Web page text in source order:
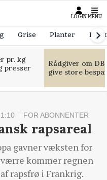
LOGIN MENU
Grise Planter
pr. kg
presser
Rådgiver om
give store
FOR ABONNENTER
rapsareal
gavner væksten for
kommer regnen
rapsfrø i Frankrig.